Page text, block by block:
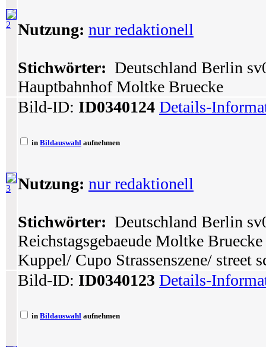
2 Nutzung: nur redaktionell
Stichwörter: Deutschland Berlin
Hauptbahnhof Moltke Bruecke
3
Bild-ID: ID0340124 Details-
in Bildauswahl aufnehmen
Nutzung: nur redaktionell
Stichwörter: Deutschland Berlin
Reichstagsgebaeude Moltke
Kuppel/ Cupo Strassenszene/ street
Bild-ID: ID0340123 Details-
in Bildauswahl aufnehmen